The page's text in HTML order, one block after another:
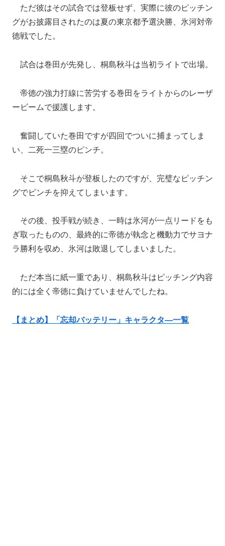
ただ彼はその試合では登板せず、実際に彼のピッチン
グがお披露目されたのは夏の東京都予選決勝、氷河対帝
徳戦でした。
試合は巻田が先発し、桐島秋斗は当初ライトで出場。
帝徳の強力打線に苦労する巻田をライトからのレーザ
ービームで援護します。
奮闘していた巻田ですが四回でついに捕まってしま
い、二死一三塁のピンチ。
そこで桐島秋斗が登板したのですが、完璧なピッチン
グでピンチを抑えてしまいます。
その後、投手戦が続き、一時は氷河が一点リードをも
ぎ取ったものの、最終的に帝徳が執念と機動力でサヨナ
ラ勝利を収め、氷河は敗退してしまいました。
ただ本当に紙一重であり、桐島秋斗はピッチング内容
的には全く帝徳に負けていませんでしたね。
【まとめ】「忘却バッテリー」キャラクタ―一覧